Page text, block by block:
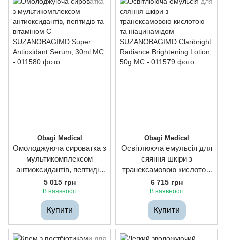
Obagi Medical
Омолоджуюча сироватка з
мультикомплексом
антиоксидантів, пептидів
та вітаміном С
SUZANOBAGIMD Super
Antioxidant Serum, 30ml
5 015 грн
В наявності
Купити
Obagi Medical
Освітлююча емульсія для
сяяння шкіри з
транексамовою кислотою
та ніацинамідом
SUZANOBAGIMD
Claribright Radiance
Brightening Lotion, 50g
6 715 грн
В наявності
Купити